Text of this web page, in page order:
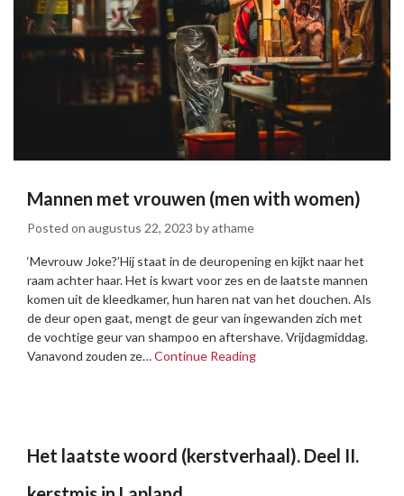
Mannen met vrouwen (men with women)
Posted on augustus 22, 2023 byathame
‘Mevrouw Joke?’Hij staat in de deuropening en kijkt naar het
raam achter haar. Het is kwart voor zes en de laatste mannen
komen uit de kleedkamer, hun haren nat van het douchen. Als
de deur open gaat, mengt de geur van ingewanden zich met
de vochtige geur van shampoo en aftershave. Vrijdagmiddag.
Vanavond zouden ze…Continue Reading
Het laatste woord (kerstverhaal). Deel II.